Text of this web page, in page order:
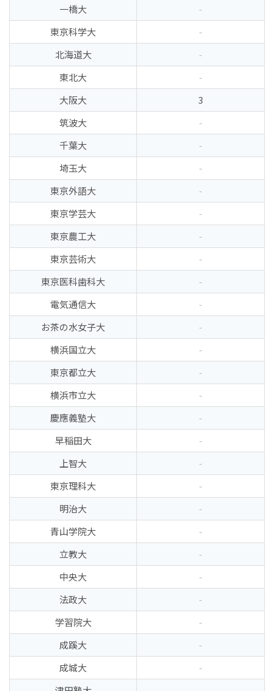
一橋大
-
東京科学大
-
北海道大
-
東北大
-
大阪大
3
筑波大
-
千葉大
-
埼玉大
-
東京外語大
-
東京学芸大
-
東京農工大
-
東京芸術大
-
東京医科歯科大
-
電気通信大
-
お茶の水女子大
-
横浜国立大
-
東京都立大
-
横浜市立大
-
慶應義塾大
-
早稲田大
-
上智大
-
東京理科大
-
明治大
-
青山学院大
-
立教大
-
中央大
-
法政大
-
学習院大
-
成蹊大
-
成城大
-